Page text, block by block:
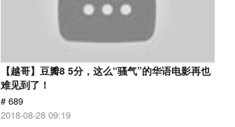
【越哥】豆瓣8 5分，这么“骚气”的华语电影再也
难见到了！
# 689
2018-08-28 09:19